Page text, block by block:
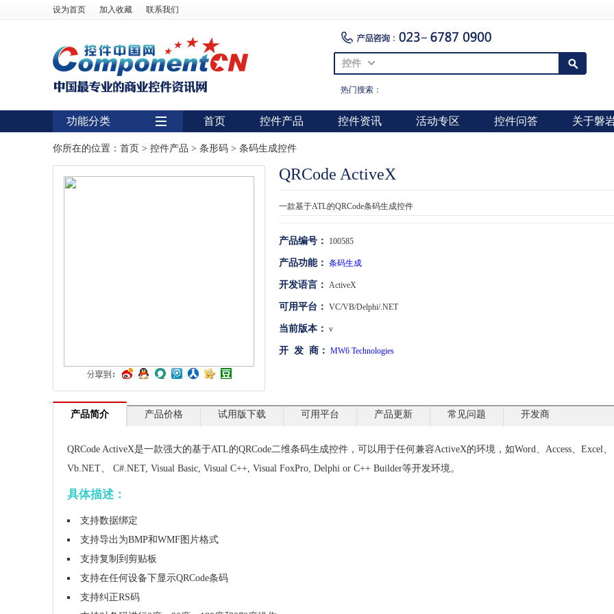
设为首页 加入收藏 联系我们
控件
热门搜索：
功能分类
用户界面
项目管理与业务逻辑
网络通讯
其它
首页 控件产品 控件资讯 活动专区 控件问答 关于磐
你所在的位置： 首页 > 控件产品 > 条形码 > 条码生成控件
QRCode ActiveX
一款基于ATL的QRCode条码生成控件
产品编号： 100585
产品功能： 条码生成
开发语言： ActiveX
可用平台： VC/VB/Delphi/.NET
当前版本： v
开 发 商： MW6 Technologies
产品简介 产品价格 试用版下载 可用平台 产品更新 常见问题 开发商
QRCode ActiveX是一款强大的基于ATL的QRCode二维条码生成控件，可以用于任何兼容ActiveX的环境，如Word、Access、Excel、
Vb.NET、 C#.NET, Visual Basic, Visual C++, Visual FoxPro, Delphi or C++ Builder等开发环境。
具体描述：
支持数据绑定
支持导出为BMP和WMF图片格式
支持复制到剪贴板
支持在任何设备下显示QRCode条码
支持纠正RS码